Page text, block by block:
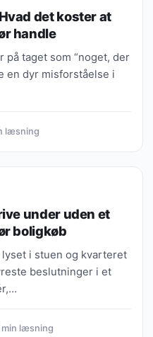
det koster at
handle
på taget som “noget, der
en dyr misforståelse i
læsning
under uden et
boligkøb
i stuen og kvarteret
beslutninger i et
min læsning